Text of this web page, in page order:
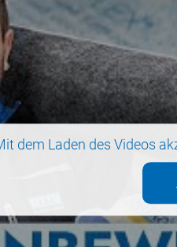
dem Laden des Videos